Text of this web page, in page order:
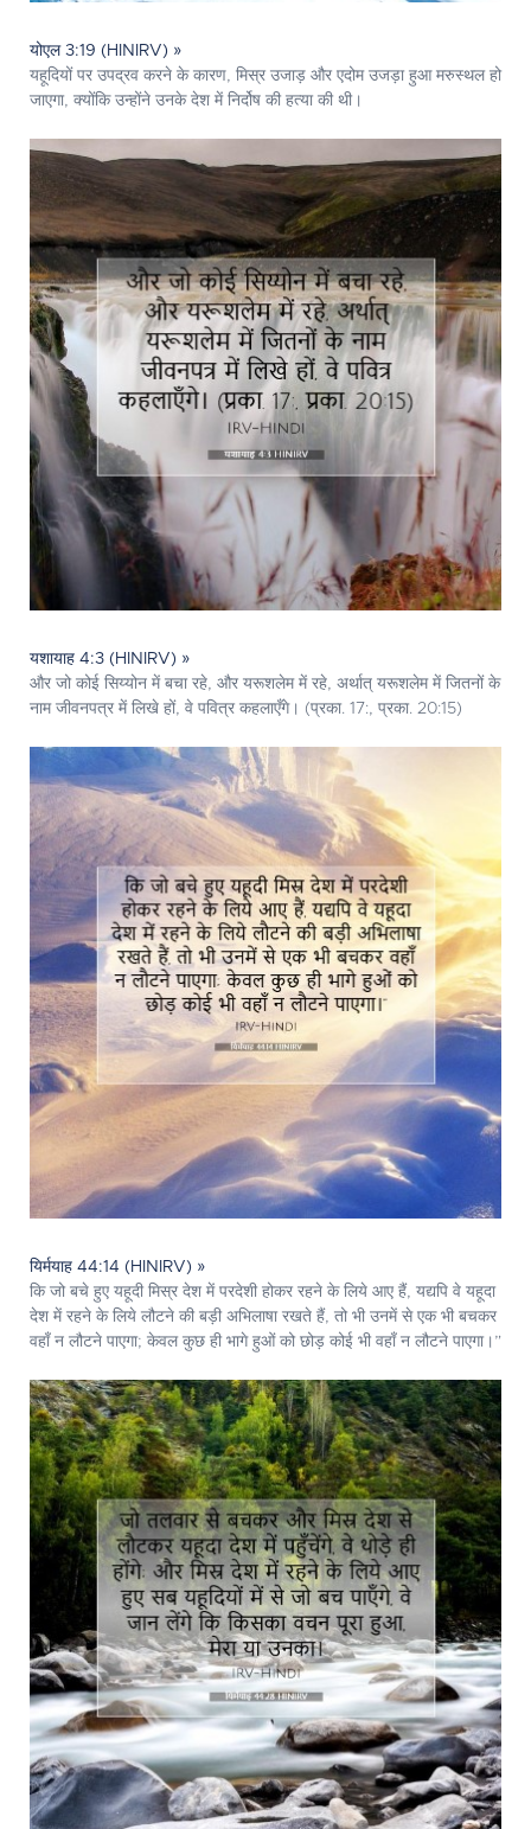
योएल 3:19 (HINIRV) »
यहूदियों पर उपद्रव करने के कारण, मिस्र उजाड़ और एदोम उजड़ा हुआ मरुस्थल हो
जाएगा, क्योंकि उन्होंने उनके देश में निर्दोष की हत्या की थी।
यशायाह 4:3 (HINIRV) »
और जो कोई सिय्योन में बचा रहे, और यरूशलेम में रहे, अर्थात् यरूशलेम में जितनों के
नाम जीवनपत्र में लिखे हों, वे पवित्र कहलाएँगे। (प्रका. 17:, प्रका. 20:15)
यिर्मयाह 44:14 (HINIRV) »
कि जो बचे हुए यहूदी मिस्र देश में परदेशी होकर रहने के लिये आए हैं, यद्यपि वे यहूदा
देश में रहने के लिये लौटने की बड़ी अभिलाषा रखते हैं, तो भी उनमें से एक भी बचकर
वहाँ न लौटने पाएगा; केवल कुछ ही भागे हुओं को छोड़ कोई भी वहाँ न लौटने पाएगा।”